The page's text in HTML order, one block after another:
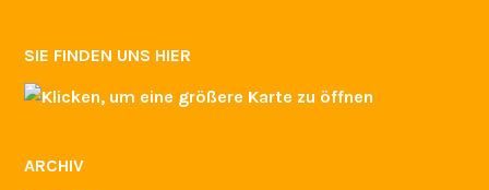
SIE FINDEN UNS HIER
ARCHIV